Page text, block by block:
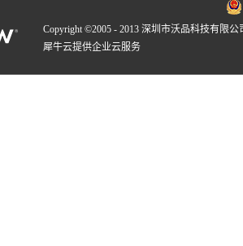
Copyright ©2005 - 2013 深圳市沃品科技有限公
犀牛云提供企业云服务